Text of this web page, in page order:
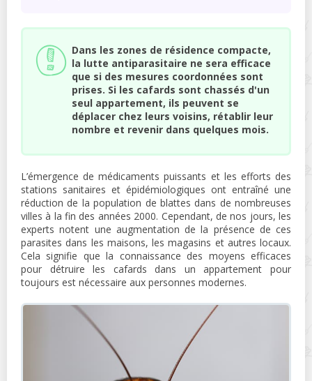
Dans les zones de résidence compacte,
la lutte antiparasitaire ne sera efficace
que si des mesures coordonnées sont
prises. Si les cafards sont chassés d'un
seul appartement, ils peuvent se
déplacer chez leurs voisins, rétablir leur
nombre et revenir dans quelques mois.
L’émergence de médicaments puissants et les efforts des
stations sanitaires et épidémiologiques ont entraîné une
réduction de la population de blattes dans de nombreuses
villes à la fin des années 2000. Cependant, de nos jours, les
experts notent une augmentation de la présence de ces
parasites dans les maisons, les magasins et autres locaux.
Cela signifie que la connaissance des moyens efficaces
pour détruire les cafards dans un appartement pour
toujours est nécessaire aux personnes modernes.